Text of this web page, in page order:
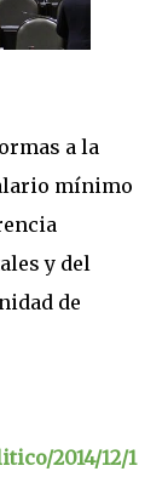
a la
mínimo
y del
de
2014/12/1